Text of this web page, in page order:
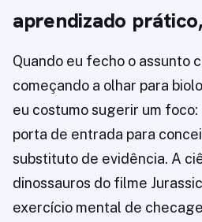
aprendizado
Quando eu fecho o assunto
começando a olhar para
eu costumo sugerir um
porta de entrada para
substituto de evidência. A
dinossauros do filme
exercício mental de